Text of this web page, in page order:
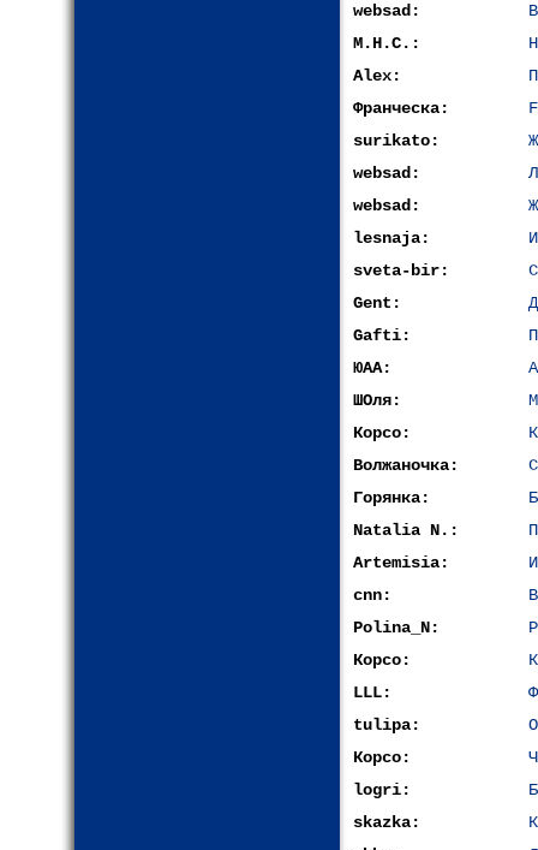
websad:
М.Н.С.:
Alex:
Франческа:
surikato:
websad:
websad:
lesnaja:
sveta-bir:
Gent:
Gafti:
ЮАА:
ШОля:
Корсо:
Волжаночка:
Горянка:
Natalia N.:
Artemisia:
cnn:
Polina_N:
Корсо:
LLL:
tulipa:
Корсо:
logri:
skazka: